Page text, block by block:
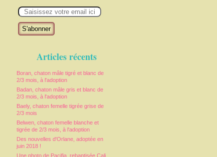
m
Articles récents
Boran, chaton mâle tigré et blanc de
2/3 mois, à l'adoption
Badan, chaton mâle gris et blanc de
2/3 mois, à l'adoption
Baely, chaton femelle tigrée grise de
2/3 mois
Belwen, chaton femelle blanche et
tigrée de 2/3 mois, à l'adoption
Des nouvelles d'Orlane, adoptée en
juin 2018 !
Une photo de Pacifia, rebaptisée Cali,